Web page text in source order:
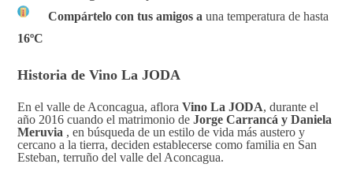
Compártelo con tus amigos a una temperatura de hasta
16ºC
Historia de Vino La JODA
En el valle de Aconcagua, afloraVino La JODA, durante el
año 2016 cuando el matrimonio deJorge Carrancá y Daniela
Meruvia , en búsqueda de un estilo de vida más austero y
cercano a la tierra, deciden establecerse como familia en San
Esteban, terruño del valle del Aconcagua.